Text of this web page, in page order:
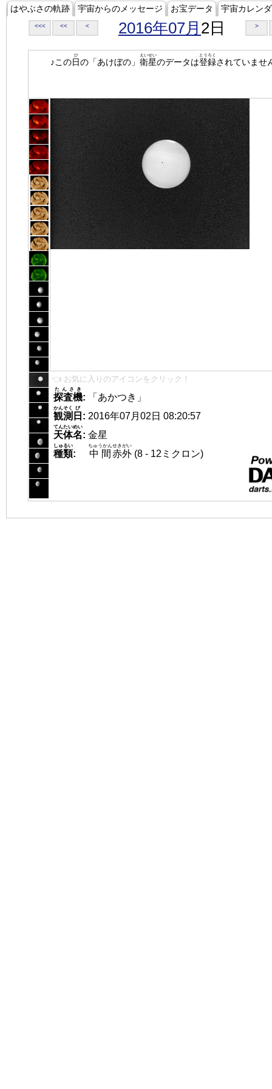
はやぶさの軌跡 宇宙からのメッセージ お宝データ 宇宙カレン
<<< << < 2016年07月 2日 >
♪この日
ひ
の「あけぼの」 衛星
えいせい
のデータは登録
とうろく
されていませ
👈 お気に入りのアイコンをクリック！
探査機
たんさき
:
「あかつき」
観測
かんそく
日
び
: 2016年07月02日 08:20:57
天体名
てんたいめい
: 金星
種類
しゅるい
: 中間
ちゅうかん
赤外
せきがい
(8 - 12ミクロン)